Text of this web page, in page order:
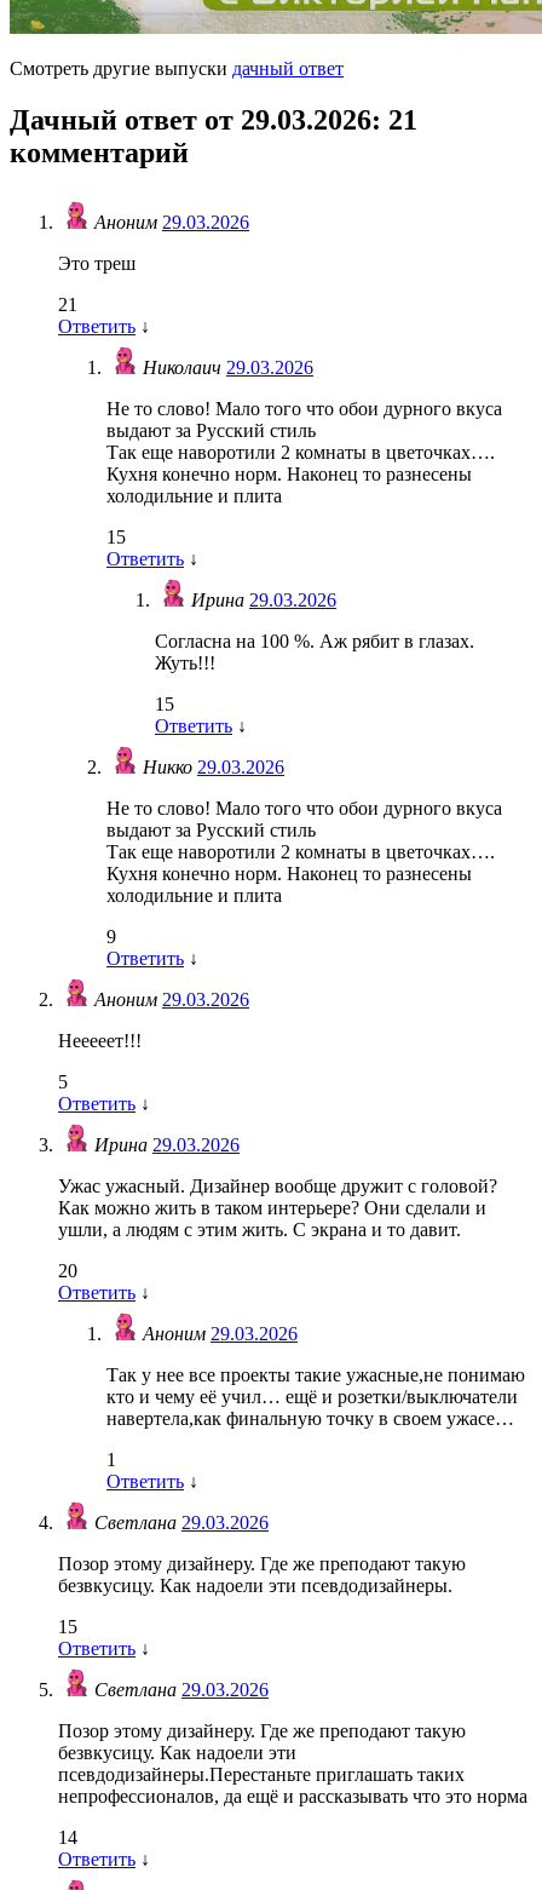
Смотреть другие выпуски дачный ответ
Дачный ответ от 29.03.2026: 21
комментарий
Аноним 29.03.2026
Это треш
21
Ответить ↓
Николаич 29.03.2026
Не то слово! Мало того что обои дурного вкуса
выдают за Русский стиль
Так еще наворотили 2 комнаты в цветочках….
Кухня конечно норм. Наконец то разнесены
холодильние и плита
15
Ответить ↓
Ирина 29.03.2026
Согласна на 100 %. Аж рябит в глазах.
Жуть!!!
15
Ответить ↓
Никко 29.03.2026
Не то слово! Мало того что обои дурного вкуса
выдают за Русский стиль
Так еще наворотили 2 комнаты в цветочках….
Кухня конечно норм. Наконец то разнесены
холодильние и плита
9
Ответить ↓
Аноним 29.03.2026
Нееееет!!!
5
Ответить ↓
Ирина 29.03.2026
Ужас ужасный. Дизайнер вообще дружит с головой?
Как можно жить в таком интерьере? Они сделали и
ушли, а людям с этим жить. С экрана и то давит.
20
Ответить ↓
Аноним 29.03.2026
Так у нее все проекты такие ужасные,не понимаю
кто и чему её учил… ещё и розетки/выключатели
навертела,как финальную точку в своем ужасе…
1
Ответить ↓
Светлана 29.03.2026
Позор этому дизайнеру. Где же преподают такую
безвкусицу. Как надоели эти псевдодизайнеры.
15
Ответить ↓
Светлана 29.03.2026
Позор этому дизайнеру. Где же преподают такую
безвкусицу. Как надоели эти
псевдодизайнеры.Перестаньте приглашать таких
непрофессионалов, да ещё и рассказывать что это норма
14
Ответить ↓